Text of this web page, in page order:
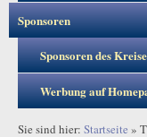
Sponsoren
Sponsoren des
Werbung auf
Sie sind hier: Startseite »